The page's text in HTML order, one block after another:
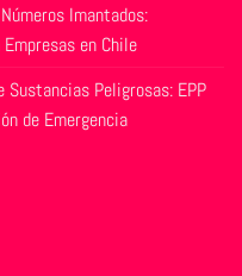
Imantados:
en Chile
Sustancias Peligrosas: EPP
de Emergencia